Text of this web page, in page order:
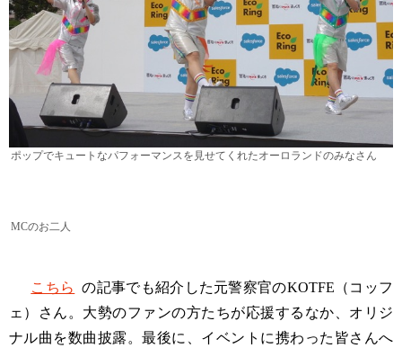
ポップでキュートなパフォーマンスを見せてくれたオーロランドのみなさん
MCのお二人
こちら
の記事でも紹介した元警察官のKOTFE（コッフ
ェ）さん。大勢のファンの方たちが応援するなか、オリジ
ナル曲を数曲披露。最後に、イベントに携わった皆さんへ